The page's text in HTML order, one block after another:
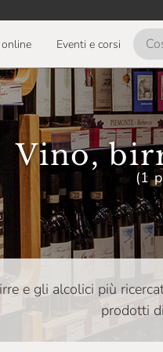
Eventi e corsi
Vino,
(1
e gli alcolici più
prodotti